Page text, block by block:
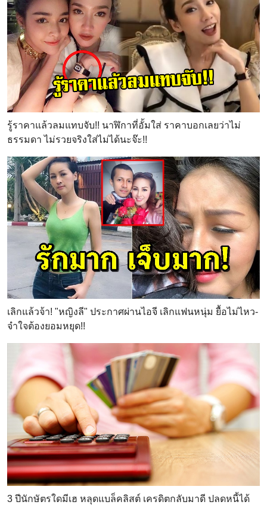
รู้ราคาแล้วลมแทบจับ!! นาฬิกาที่อั้มใส่ ราคาบอกเลยว่าไม่
ธรรมดา ไม่รวยจริงใส่ไม่ได้นะจ๊ะ!!
เลิกแล้วจ้า! "หญิงลี" ประกาศผ่านไอจี เลิกแฟนหนุ่ม ยื้อไม่ไหว-
จำใจต้องยอมหยุด!!
3 ปีนักษัตรใดมีเฮ หลุดแบล็คลิสต์ เครดิตกลับมาดี ปลดหนี้ได้